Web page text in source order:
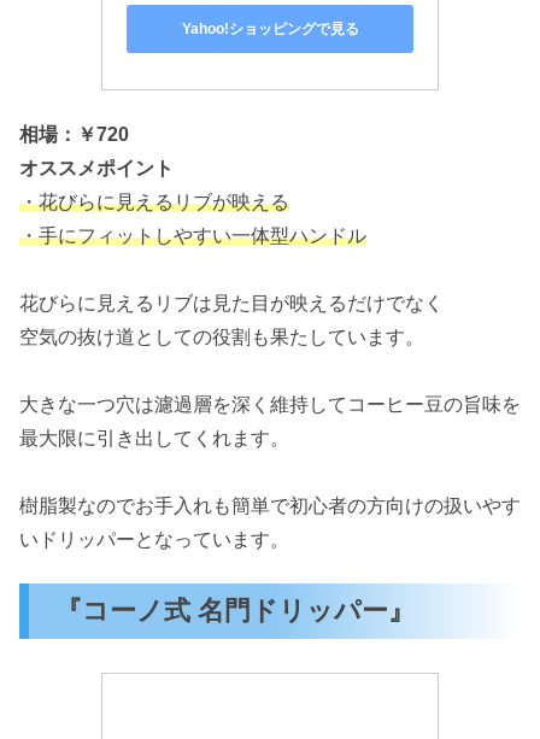
Yahoo!ショッピングで見る
相場：￥720
オススメポイント
・花びらに見えるリブが映える
・手にフィットしやすい一体型ハンドル
花びらに見えるリブは見た目が映えるだけでなく
空気の抜け道としての役割も果たしています。
大きな一つ穴は濾過層を深く維持してコーヒー豆の旨味を
最大限に引き出してくれます。
樹脂製なのでお手入れも簡単で初心者の方向けの扱いやす
いドリッパーとなっています。
『コーノ式 名門ドリッパー』